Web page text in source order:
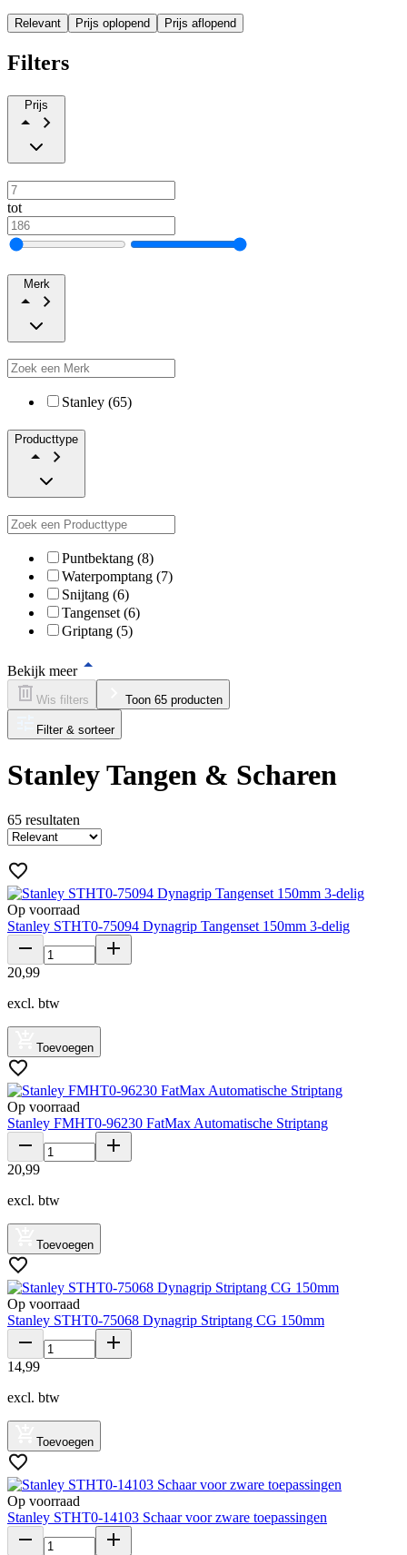
Relevant Prijs oplopend Prijs aflopend
Filters
Prijs
tot
Merk
Stanley (65)
Producttype
Puntbektang (8)
Waterpomptang (7)
Snijtang (6)
Tangenset (6)
Griptang (5)
Bekijk meer
Wis filters Toon 65 producten
Filter & sorteer
Stanley Tangen & Scharen
65 resultaten
Op voorraad
Stanley STHT0-75094 Dynagrip Tangenset 150mm 3-delig
20,99
excl. btw
Toevoegen
Op voorraad
Stanley FMHT0-96230 FatMax Automatische Striptang
20,99
excl. btw
Toevoegen
Op voorraad
Stanley STHT0-75068 Dynagrip Striptang CG 150mm
14,99
excl. btw
Toevoegen
Op voorraad
Stanley STHT0-14103 Schaar voor zware toepassingen